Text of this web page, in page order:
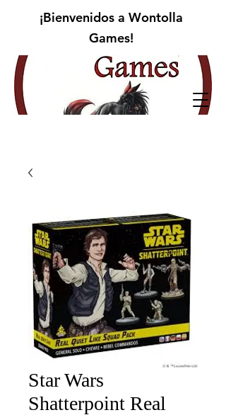
¡Bienvenidos a Wontolla
Games!
Star Wars
Shatterpoint Real